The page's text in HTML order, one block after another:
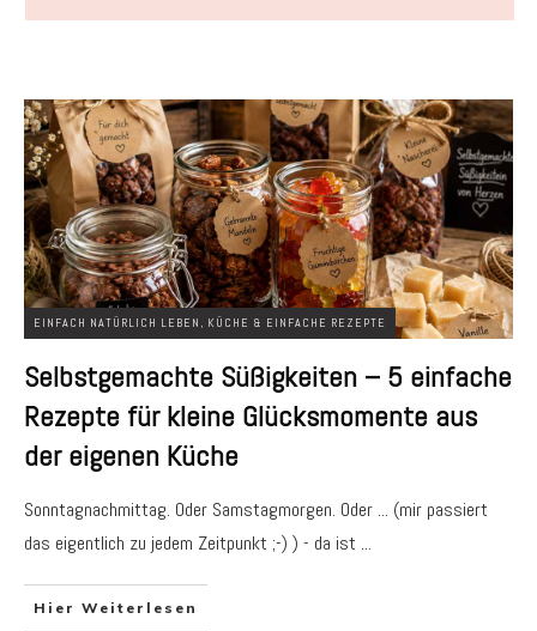
EINFACH NATÜRLICH LEBEN , KÜCHE & EINFACHE REZEPTE
Selbstgemachte Süßigkeiten – 5 einfache
Rezepte für kleine Glücksmomente aus
der eigenen Küche
Sonntagnachmittag. Oder Samstagmorgen. Oder ... (mir passiert
das eigentlich zu jedem Zeitpunkt ;-) ) - da ist ...
Hier Weiterlesen